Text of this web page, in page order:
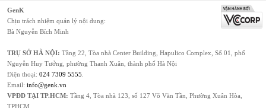
GenK
Chịu trách nhiệm quản lý nội dung:
Bà Nguyễn Bích Minh
TRỤ SỞ HÀ NỘI: Tầng 22, Tòa nhà Center Building, Hapulico Complex, Số 01, phố
Nguyễn Huy Tưởng, phường Thanh Xuân, thành phố Hà Nội
Điện thoại: 024 7309 5555
Email: info@genk.vn
VPĐD TẠI TP.HCM: Tầng 4, Tòa nhà 123, số 127 Võ Văn Tần, Phường Xuân Hòa,
TPHCM